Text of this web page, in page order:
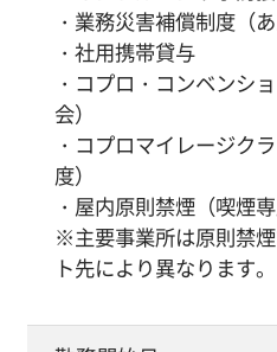
・業務災害補償制度（
・社用携帯貸与
・コプロ・コンベンシ
会）
・コプロマイレージク
度）
・屋内原則禁煙（喫煙専
※主要事業所は原則禁
ト先により異なります。